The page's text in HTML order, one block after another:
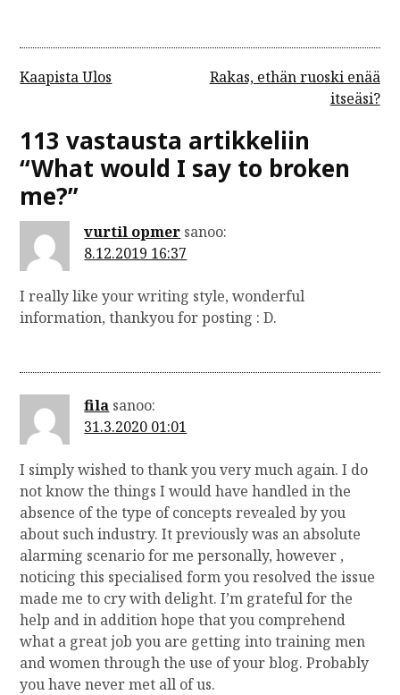
A
t
i
k
k
l
i
e
l
a
u
s
Kaapista Ulos
Rakas, ethän ruoski enää
itseäsi?
113 vastausta artikkeliin
“What would I say to broken
me?”
vurtil opmer sanoo:
8.12.2019 16:37
I really like your writing style, wonderful
information, thankyou for posting : D.
fila sanoo:
31.3.2020 01:01
I simply wished to thank you very much again. I do
not know the things I would have handled in the
absence of the type of concepts revealed by you
about such industry. It previously was an absolute
alarming scenario for me personally, however ,
noticing this specialised form you resolved the issue
made me to cry with delight. I’m grateful for the
help and in addition hope that you comprehend
what a great job you are getting into training men
and women through the use of your blog. Probably
you have never met all of us.